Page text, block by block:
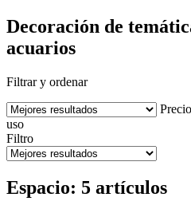
Decoración de
acuarios
Filtrar y ordenar
Precio
uso
Filtro
Espacio: 5 artículos